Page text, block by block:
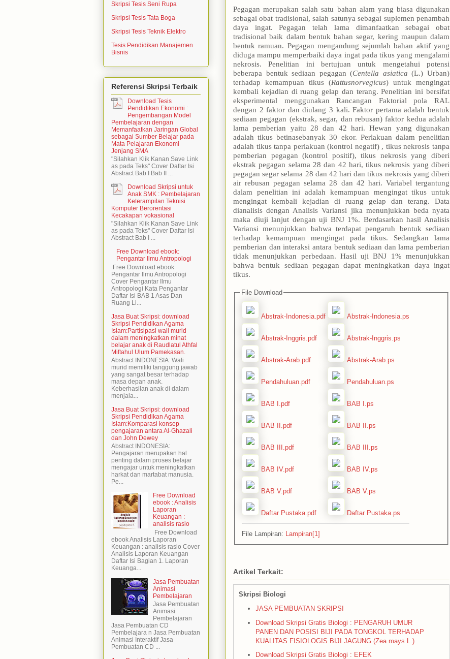
Pegagan merupakan salah satu bahan alam yang biasa digunakan
sebagai obat tradisional, salah satunya sebagai suplemen penambah
daya ingat. Pegagan telah lama dimanfaatkan sebagai obat
tradisional baik dalam bentuk bahan segar, kering maupun dalam
bentuk ramuan. Pegagan mengandung sejumlah bahan aktif yang
diduga mampu memperbaiki daya ingat pada tikus yang mengalami
nekrosis. Penelitian ini bertujuan untuk mengetahui potensi
beberapa bentuk sediaan pegagan (Centella asiatica(L.) Urban)
terhadap kemampuan tikus (Rattusnorvegicus) untuk mengingat
kembali kejadian di ruang gelap dan terang. Penelitian ini bersifat
eksperimental menggunakan Rancangan Faktorial pola RAL
dengan 2 faktor dan diulang 3 kali. Faktor pertama adalah bentuk
sediaan pegagan (ekstrak, segar, dan rebusan) faktor kedua adalah
lama pemberian yaitu 28 dan 42 hari. Hewan yang digunakan
adalah tikus betinasebanyak 30 ekor. Perlakuan dalam penelitian
adalah tikus tanpa perlakuan (kontrol negatif) , tikus nekrosis tanpa
pemberian pegagan (kontrol positif), tikus nekrosis yang diberi
ekstrak pegagan selama 28 dan 42 hari, tikus nekrosis yang diberi
pegagan segar selama 28 dan 42 hari dan tikus nekrosis yang diberi
air rebusan pegagan selama 28 dan 42 hari. Variabel tergantung
dalam penelitian ini adalah kemampuan mengingat tikus untuk
mengingat kembali kejadian di ruang gelap dan terang. Data
dianalisis dengan Analisis Variansi jika menunjukkan beda nyata
maka diuji lanjut dengan uji BNJ 1%. Berdasarkan hasil Analisis
Variansi menunjukkan bahwa terdapat pengaruh bentuk sediaan
terhadap kemampuan mengingat pada tikus. Sedangkan lama
pemberian dan interaksi antara bentuk sediaan dan lama pemberian
tidak menunjukkan perbedaan. Hasil uji BNJ 1% menunjukkan
bahwa bentuk sediaan pegagan dapat meningkatkan daya ingat
tikus.
File Download
Abstrak-Indonesia.pdf Abstrak-Indonesia.ps
Abstrak-Inggris.pdf Abstrak-Inggris.ps
Abstrak-Arab.pdf Abstrak-Arab.ps
Pendahuluan.pdf Pendahuluan.ps
BAB I.pdf BAB I.ps
BAB II.pdf BAB II.ps
BAB III.pdf BAB III.ps
BAB IV.pdf BAB IV.ps
BAB V.pdf BAB V.ps
Daftar Pustaka.pdf Daftar Pustaka.ps
File Lampiran: Lampiran[1]
Artikel Terkait:
Skripsi Biologi
JASA PEMBUATAN SKRIPSI
Download Skripsi Gratis Biologi : PENGARUH UMUR
PANEN DAN POSISI BIJI PADA TONGKOL TERHADAP
KUALITAS FISIOLOGIS BIJI JAGUNG (Zea mays L.)
Download Skripsi Gratis Biologi : EFEK
Skripsi Tesis Seni Rupa
Skripsi Tesis Tata Boga
Skripsi Tesis Teknik Elektro
Tesis Pendidikan Manajemen
Bisnis
Referensi Skripsi Terbaik
Download Tesis
Pendidikan Ekonomi :
Pengembangan Model
Pembelajaran dengan
Memanfaatkan Jaringan Global
sebagai Sumber Belajar pada
Mata Pelajaran Ekonomi
Jenjang SMA
"Silahkan Klik Kanan Save Link
as pada Teks" Cover Daftar Isi
Abstract Bab I Bab II ...
Download Skripsi untuk
Anak SMK : Pembelajaran
Keterampilan Teknisi
Komputer Berorentasi
Kecakapan vokasional
"Silahkan Klik Kanan Save Link
as pada Teks" Cover Daftar Isi
Abstract Bab I ...
Free Download ebook:
Pengantar Ilmu Antropologi
Free Download ebook
Pengantar Ilmu Antropologi
Cover Pengantar Ilmu
Antropologi Kata Pengantar
Daftar Isi BAB 1 Asas Dan
Ruang Li...
Jasa Buat Skripsi: download
Skripsi Pendidikan Agama
Islam:Partisipasi wali murid
dalam meningkatkan minat
belajar anak di Raudlatul Athfal
Miftahul Ulum Pamekasan.
Abstract INDONESIA: Wali
murid memiliki tanggung jawab
yang sangat besar terhadap
masa depan anak.
Keberhasilan anak di dalam
menjala...
Jasa Buat Skripsi: download
Skripsi Pendidikan Agama
Islam:Komparasi konsep
pengajaran antara Al-Ghazali
dan John Dewey
Abstract INDONESIA:
Pengajaran merupakan hal
penting dalam proses belajar
mengajar untuk meningkatkan
harkat dan martabat manusia.
Pe...
Free Download
ebook : Analisis
Laporan
Keuangan :
analisis rasio
Free Download
ebook Analisis Laporan
Keuangan : analisis rasio Cover
Analisis Laporan Keuangan
Daftar Isi Bagian 1. Laporan
Keuanga...
Jasa Pembuatan
Animasi
Pembelajaran
Jasa Pembuatan
Animasi
Pembelajaran
Jasa Pembuatan CD
Pembelajara n Jasa Pembuatan
Animasi Interaktif Jasa
Pembuatan CD ...